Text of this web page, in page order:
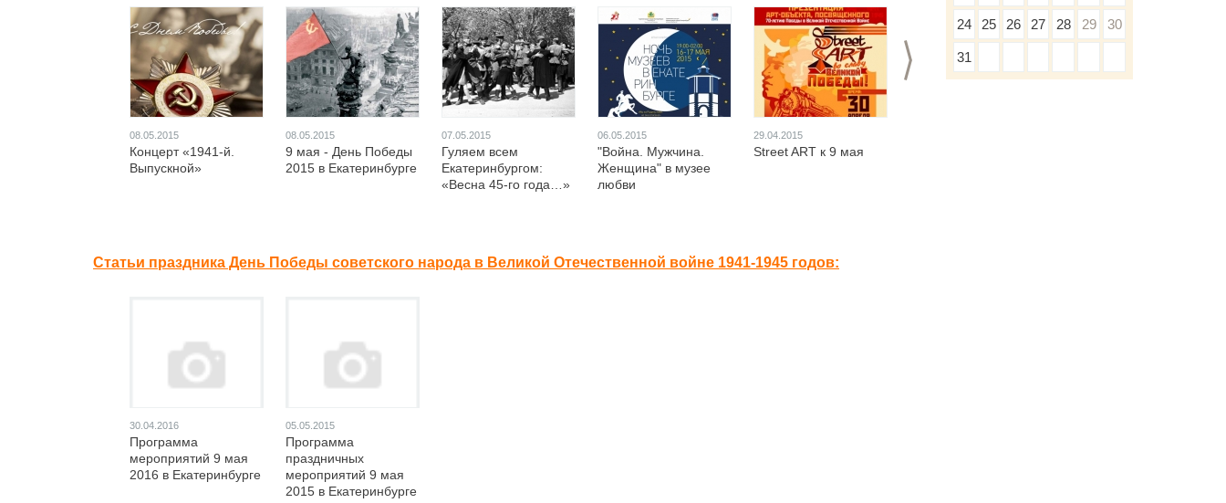
>
08.05.2015
Концерт «1941-й.
Выпускной»
08.05.2015
9 мая - День Победы
2015 в Екатеринбурге
07.05.2015
Гуляем всем
Екатеринбургом:
«Весна 45-го года…»
06.05.2015
"Война. Мужчина.
Женщина" в музее
любви
29.04.2015
Street ART к 9 мая
Статьи праздника День Победы советского народа в Великой Отечественной войне 1941-1945 годов:
30.04.2016
Программа
мероприятий 9 мая
2016 в Екатеринбурге
05.05.2015
Программа
праздничных
мероприятий 9 мая
2015 в Екатеринбурге
24 25 26 27 28 29 30
31